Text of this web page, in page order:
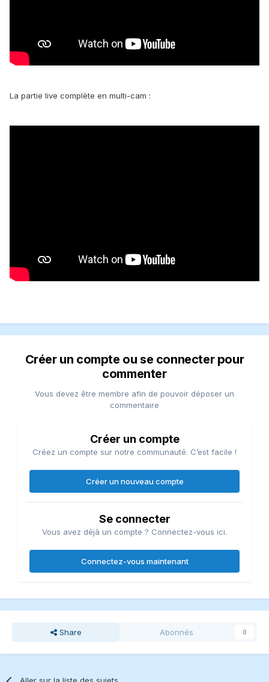
La partie live complète en multi-cam :
Créer un compte ou se connecter pour
commenter
Vous devez être membre afin de pouvoir déposer un
commentaire
Créer un compte
Créez un compte sur notre communauté. C’est facile !
Créer un nouveau compte
Se connecter
Vous avez déjà un compte ? Connectez-vous ici.
Connectez-vous maintenant
Share Abonnés 0